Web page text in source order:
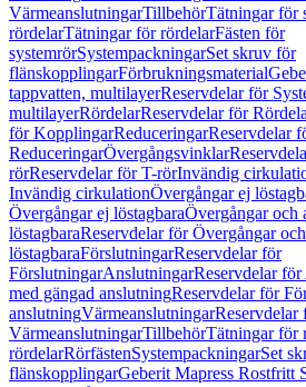
VärmeanslutningarTillbehörTätningar för
rördelarTätningar för rördelarFästen för
systemrörSystempackningarSet skruv för
flänskopplingarFörbrukningsmaterial
tappvatten, multilayerReservdelar för
multilayerRördelarReservdelar för
för KopplingarReduceringarReservdelar
ReduceringarÖvergångsvinklar
rörReservdelar för T-rörInvändig
Invändig cirkulationÖvergångar ej
Övergångar ej löstagbaraÖvergångar och
löstagbaraReservdelar för Övergångar
löstagbaraFörslutningarReservdelar för
FörslutningarAnslutningarReservdelar
med gängad anslutningReservdelar för
anslutningVärmeanslutningarReservdelar
VärmeanslutningarTillbehörTätningar för
rördelarRörfästenSystempackningarSet
flänskopplingarGeberit Mapress Rostfritt